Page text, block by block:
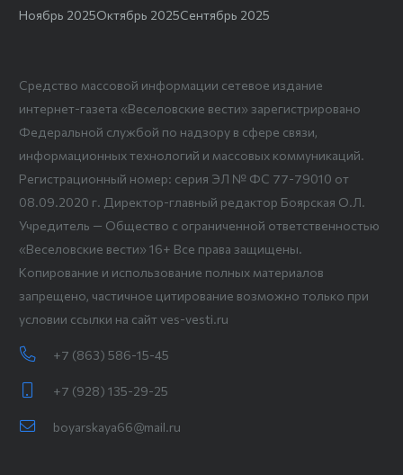
Ноябрь 2025Октябрь 2025Сентябрь 2025
Средство массовой информации сетевое издание
интернет-газета «Веселовские вести» зарегистрировано
Федеральной службой по надзору в сфере связи,
информационных технологий и массовых коммуникаций.
Регистрационный номер: серия ЭЛ № ФС 77-79010 от
08.09.2020 г. Директор-главный редактор Боярская О.Л.
Учредитель — Общество с ограниченной ответственностью
«Веселовские вести» 16+ Все права защищены.
Копирование и использование полных материалов
запрещено, частичное цитирование возможно только при
условии ссылки на сайт ves-vesti.ru
+7 (863) 586-15-45
+7 (928) 135-29-25
boyarskaya66@mail.ru